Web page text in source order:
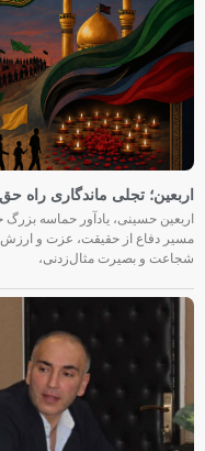
اربعین؛ تجلی ماندگاری راه
اربعین حسینی، یادآور حماسه بزرگ
مسیر دفاع از حقیقت، عزت و
شجاعت و بصیرت مثال‌زدنی،